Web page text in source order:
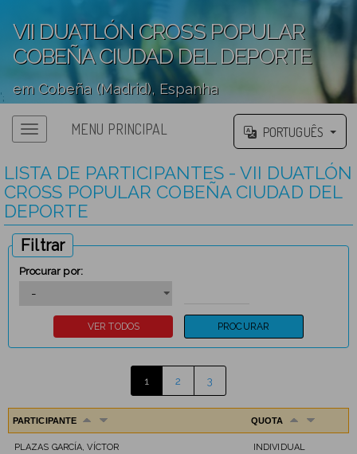
VII DUATLÓN CROSS POPULAR
COBEÑA CIUDAD DEL DEPORTE
em Cobeña (Madrid), Espanha
';
MENU PRINCIPAL PORTUGUÊS
LISTA DE PARTICIPANTES - VII DUATLÓN
CROSS POPULAR COBEÑA CIUDAD DEL
DEPORTE
Filtrar
Procurar por:
1 2 3
PARTICIPANTE QUOTA
PLAZAS GARCÍA, VÍCTOR INDIVIDUAL